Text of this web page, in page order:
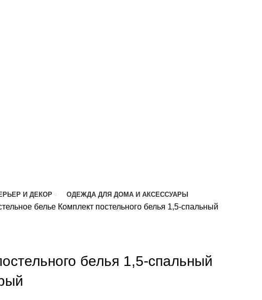
И ДЕКОР ОДЕЖДА ДЛЯ ДОМА И АКСЕССУАРЫ
белье Комплект постельного белья 1,5-спальный
белья 1,5-спальный